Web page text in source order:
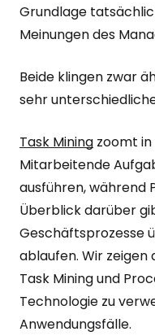
Grundlage
Meinungen des
Beide klingen zwar
sehr
Task Mining zoomt
Mitarbeitende
ausführen, während
Überblick darüber
Geschäftsprozesse
ablaufen. Wir zeigen
Task Mining und
Technologie zu
Anwendungsfälle.